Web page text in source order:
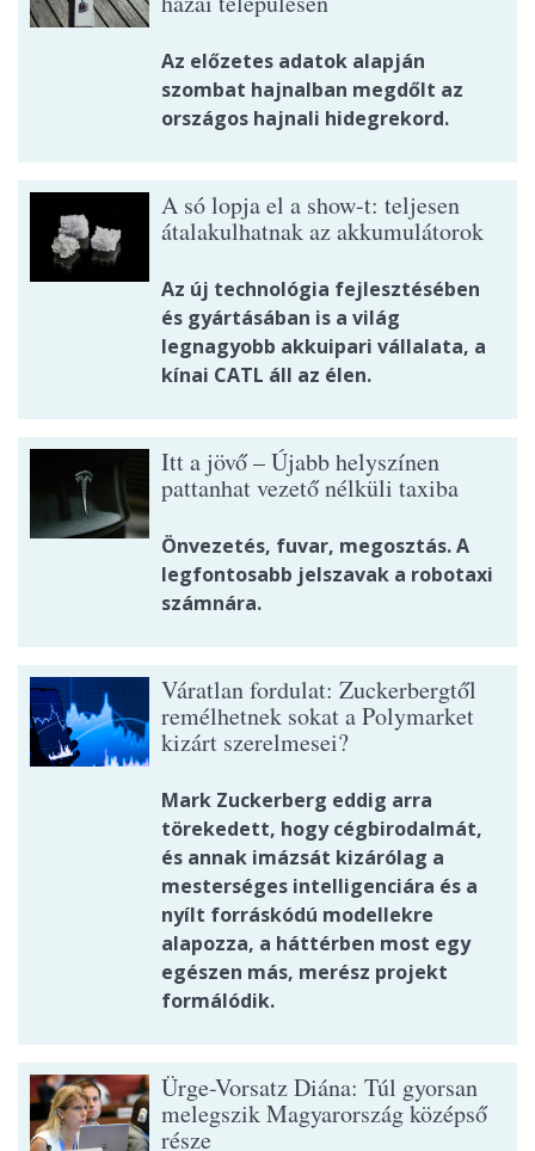
Az előzetes adatok alapján
szombat hajnalban megdőlt az
országos hajnali hidegrekord.
A só lopja el a show-t: teljesen
átalakulhatnak az akkumulátorok
Az új technológia fejlesztésében
és gyártásában is a világ
legnagyobb akkuipari vállalata, a
kínai CATL áll az élen.
Itt a jövő – Újabb helyszínen
pattanhat vezető nélküli taxiba
Önvezetés, fuvar, megosztás. A
legfontosabb jelszavak a robotaxi
számnára.
Váratlan fordulat: Zuckerbergtől
remélhetnek sokat a Polymarket
kizárt szerelmesei?
Mark Zuckerberg eddig arra
törekedett, hogy cégbirodalmát,
és annak imázsát kizárólag a
mesterséges intelligenciára és a
nyílt forráskódú modellekre
alapozza, a háttérben most egy
egészen más, merész projekt
formálódik.
Ürge-Vorsatz Diána: Túl gyorsan
melegszik Magyarország középső
része